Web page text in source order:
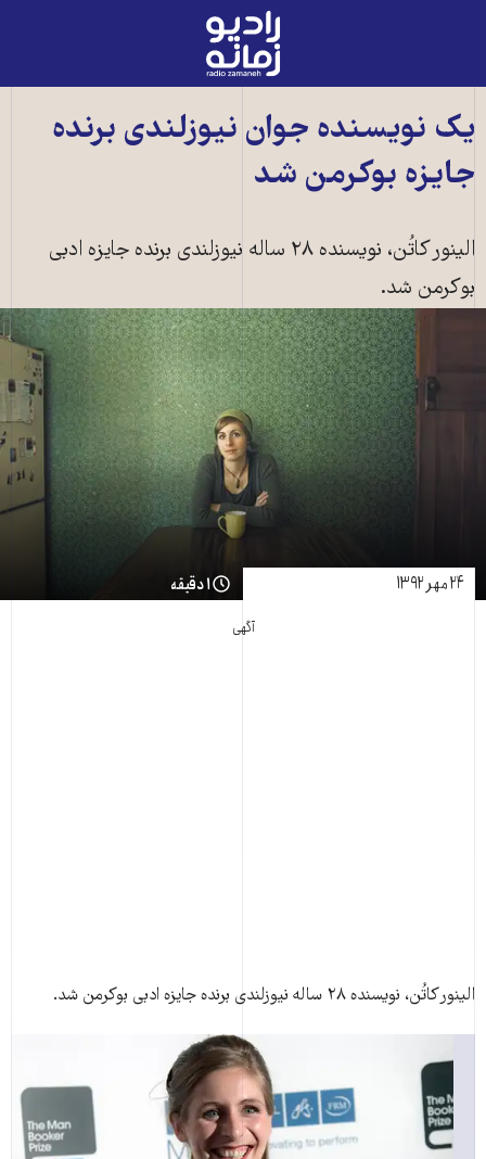
رادیو
زمانه
صفحه
اصلی
يک نويسنده جوان نيوزلندی برنده
جايزه بوکرمن شد
الینور کاتُن، نویسنده ۲۸ ساله نیوزلندی برنده جایزه ادبی
بوکرمن شد.
۲۴ مهر ۱۳۹۲ ۱ دقیقه
آگهی
الينور کاتُن، نويسنده ۲۸ ساله نيوزلندی برنده جايزه ادبی بوکرمن شد.